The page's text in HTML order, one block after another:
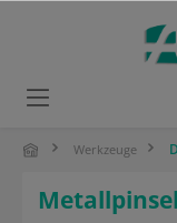
Werkzeuge